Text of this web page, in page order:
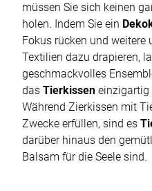
müssen Sie sich keinen
holen. Indem Sie ein
Fokus rücken und weitere
Textilien dazu drapieren,
geschmackvolles
das Tierkissen einzigartig
Während Zierkissen mit
Zwecke erfüllen, sind es
darüber hinaus den
Balsam für die Seele sind.